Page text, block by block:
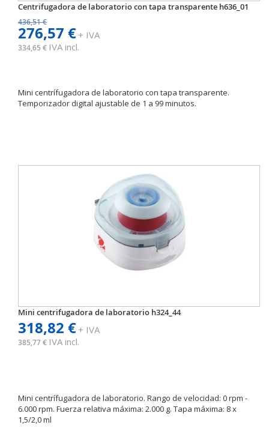
Centrifugadora de laboratorio con tapa transparente h636_01
436,51 €
276,57 €+ IVA
334,65 € IVA incl.
Mini centrífugadora de laboratorio con tapa transparente.
Temporizador digital ajustable de 1 a 99 minutos.
Mini centrifugadora de laboratorio h324_44
318,82 €+ IVA
385,77 € IVA incl.
Mini centrífugadora de laboratorio. Rango de velocidad: 0 rpm -
6.000 rpm. Fuerza relativa máxima: 2.000 g. Tapa máxima: 8 x
1,5/2,0 ml